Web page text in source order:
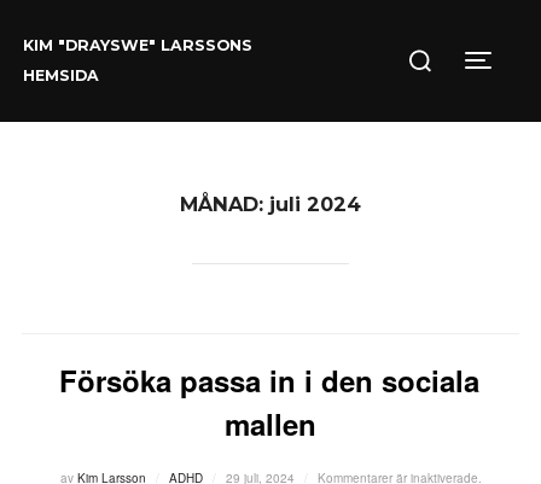
KIM "DRAYSWE" LARSSONS
HEMSIDA
efter:
Slå
MÅNAD: juli 2024
Försöka passa in i den sociala
mallen
av Kim Larsson ADHD
Publicerat
29 juli, 2024 Kommentarer är inaktiverade.